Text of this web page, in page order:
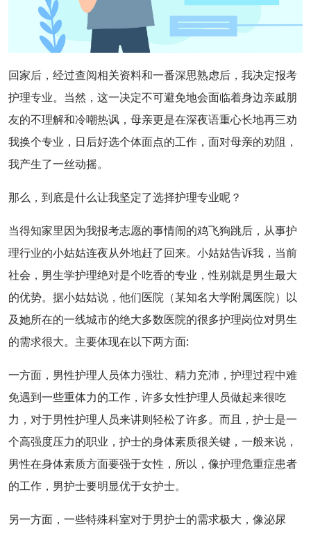
回家后，经过查阅相关资料和一番深思熟虑后，我决定报考
护理专业。当然，这一决定不可避免地会面临着身边亲戚朋
友的不理解和冷嘲热讽，母亲更是在深夜语重心长地再三劝
我换个专业，日后好选个体面点的工作，面对母亲的劝阻，
我产生了一丝动摇。
那么，到底是什么让我坚定了选择护理专业呢？
当得知家里因为我报考志愿的事情闹的鸡飞狗跳后，从事护
理行业的小姑姑连夜从外地赶了回来。小姑姑告诉我，当前
社会，男生学护理绝对是个吃香的专业，性别就是男生最大
的优势。据小姑姑说，他们医院（某知名大学附属医院）以
及她所在的一线城市的绝大多数医院的很多护理岗位对男生
的需求很大。主要体现在以下两方面:
一方面，男性护理人员体力强壮、精力充沛，护理过程中难
免遇到一些重体力的工作，许多女性护理人员做起来很吃
力，对于男性护理人员来讲则轻松了许多。而且，护士是一
个高强度压力的职业，护士的身体素质很关键，一般来说，
男性在身体素质方面要强于女性，所以，像护理危重症患者
的工作，男护士要明显优于女护士。
另一方面，一些特殊科室对于男护士的需求极大，像泌尿